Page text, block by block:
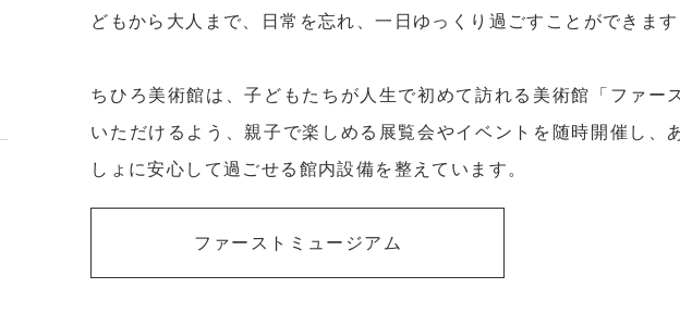
どもから大人まで、日常を忘れ、一日ゆっくり過ごすことができます
ちひろ美術館は、子どもたちが人生で初めて訪れる美術館「ファー
いただけるよう、親子で楽しめる展覧会やイベントを随時開催し、
しょに安心して過ごせる館内設備を整えています。
ファーストミュージアム